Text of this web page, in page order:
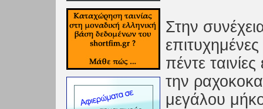
Στην
πέντε
την
μεγάλου